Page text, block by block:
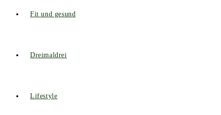
Fit und gesund
Dreimaldrei
Lifestyle